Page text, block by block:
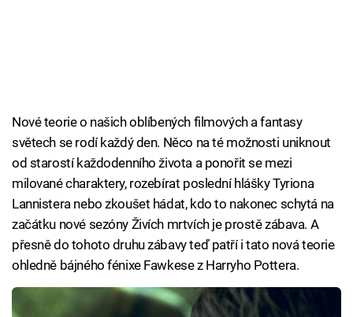
Nové teorie o našich oblíbených filmových a fantasy
světech se rodí každý den. Něco na té možnosti uniknout
od starostí každodenního života a ponořit se mezi
milované charaktery, rozebírat poslední hlášky Tyriona
Lannistera nebo zkoušet hádat, kdo to nakonec schytá na
začátku nové sezóny Živích mrtvích je prostě zábava. A
přesně do tohoto druhu zábavy teď patří i tato nová teorie
ohledně bájného fénixe Fawkese z Harryho Pottera.